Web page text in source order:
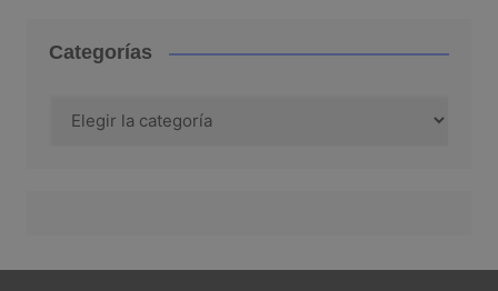
Categorías